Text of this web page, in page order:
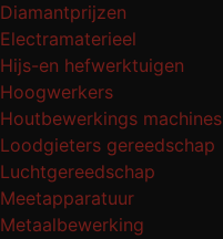
Diamantprijzen
Electramaterieel
Hijs-en hefwerktuigen
Hoogwerkers
Houtbewerkings machines
Loodgieters gereedschap
Luchtgereedschap
Meetapparatuur
Metaalbewerking